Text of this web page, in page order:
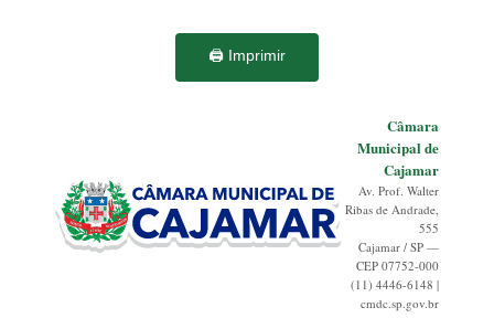
🖨️ Imprimir
Câmara
Municipal de
Cajamar
Av. Prof. Walter
Ribas de Andrade,
555
Cajamar / SP —
CEP 07752-000
(11) 4446-6148 |
cmdc.sp.gov.br